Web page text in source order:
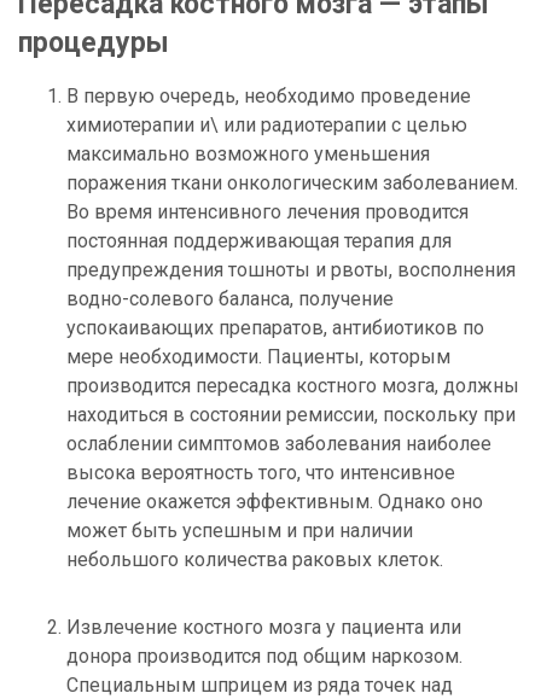
процедуры
В первую очередь, необходимо проведение
химиотерапии и\ или радиотерапии с целью
максимально возможного уменьшения
поражения ткани онкологическим заболеванием.
Во время интенсивного лечения проводится
постоянная поддерживающая терапия для
предупреждения тошноты и рвоты, восполнения
водно-солевого баланса, получение
успокаивающих препаратов, антибиотиков по
мере необходимости. Пациенты, которым
производится пересадка костного мозга, должны
находиться в состоянии ремиссии, поскольку при
ослаблении симптомов заболевания наиболее
высока вероятность того, что интенсивное
лечение окажется эффективным. Однако оно
может быть успешным и при наличии
небольшого количества раковых клеток.
Извлечение костного мозга у пациента или
донора производится под общим наркозом.
Специальным шприцем из ряда точек над